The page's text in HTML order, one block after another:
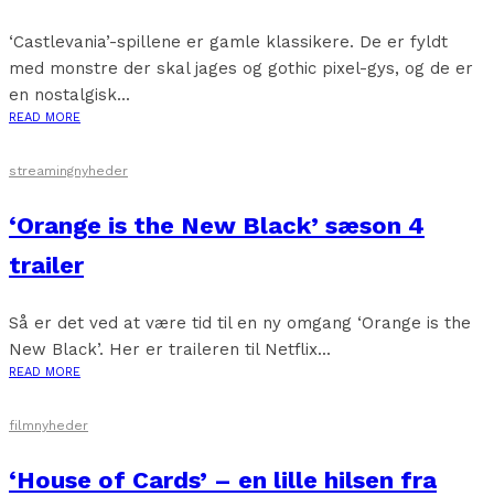
‘Castlevania’-spillene er gamle klassikere. De er fyldt
med monstre der skal jages og gothic pixel-gys, og de er
en nostalgisk...
READ MORE
streamingnyheder
‘Orange is the New Black’ sæson 4
trailer
Så er det ved at være tid til en ny omgang ‘Orange is the
New Black’. Her er traileren til Netflix...
READ MORE
filmnyheder
‘House of Cards’ – en lille hilsen fra